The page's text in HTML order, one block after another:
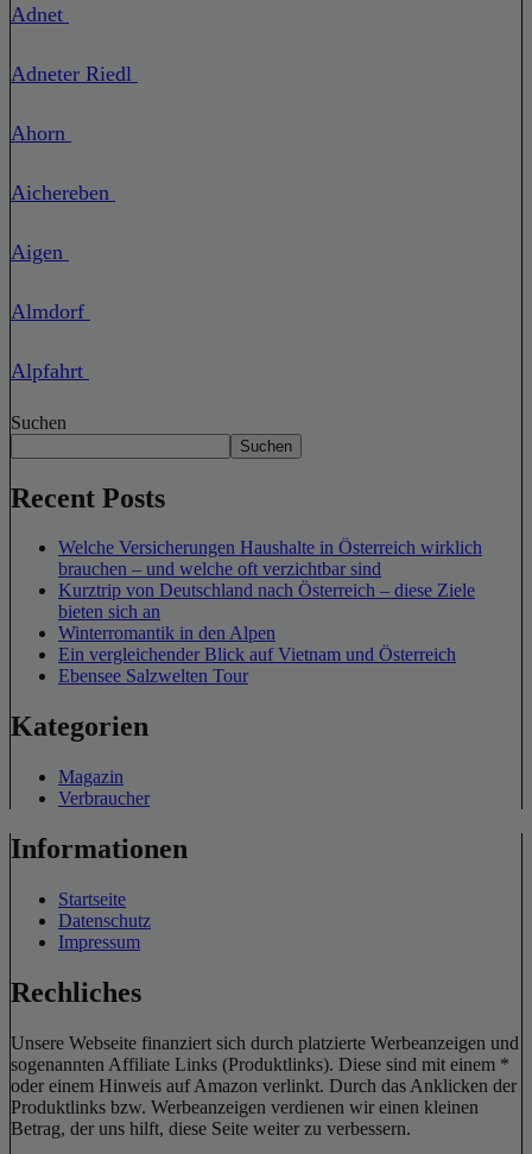
Adnet
Adneter Riedl
Ahorn
Aichereben
Aigen
Almdorf
Alpfahrt
Suchen
Suchen
Recent Posts
Welche Versicherungen Haushalte in Österreich wirklich
brauchen – und welche oft verzichtbar sind
Kurztrip von Deutschland nach Österreich – diese Ziele
bieten sich an
Winterromantik in den Alpen
Ein vergleichender Blick auf Vietnam und Österreich
Ebensee Salzwelten Tour
Kategorien
Magazin
Verbraucher
Informationen
Startseite
Datenschutz
Impressum
Rechliches
Unsere Webseite finanziert sich durch platzierte Werbeanzeigen und
sogenannten Affiliate Links (Produktlinks). Diese sind mit einem *
oder einem Hinweis auf Amazon verlinkt. Durch das Anklicken der
Produktlinks bzw. Werbeanzeigen verdienen wir einen kleinen
Betrag, der uns hilft, diese Seite weiter zu verbessern.